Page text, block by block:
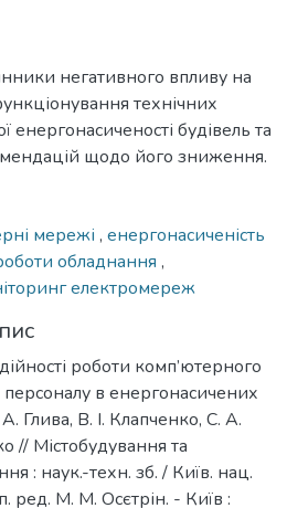
негативного впливу на
технічних
енергонасиченості будівель та
щодо його зниження.
мережі , енергонасиченість
обладнання ,
електромереж
роботи комп’ютерного
в енергонасичених
Глива, В. І. Клапченко, С. А.
// Містобудування та
: наук.-техн. зб. / Київ. нац.
ред. М. М. Осєтрін. - Київ :